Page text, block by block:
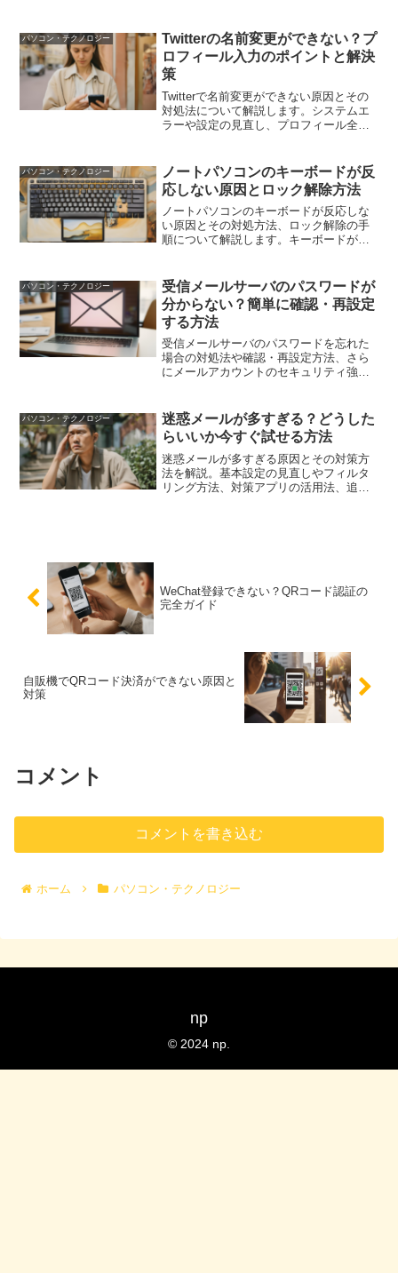
試して快適な通話環境を取り戻しましょ
う。
パソコン・テクノロジー
Twitterの名前変更ができない？プ
ロフィール入力のポイントと解決
策
Twitterで名前変更ができない原因とその
対処法について解説します。システムエ
ラーや設定の見直し、プロフィール全体
パソコン・テクノロジー
ノートパソコンのキーボードが反
応しない原因とロック解除方法
ノートパソコンのキーボードが反応しな
い原因とその対処方法、ロック解除の手
順について解説します。キーボードが反
の問題の対策、具体的な対処方法、予防
策とメンテナンス方法を紹介します。
パソコン・テクノロジー
受信メールサーバのパスワードが
分からない？簡単に確認・再設定
する方法
受信メールサーバのパスワードを忘れた
場合の対処法や確認・再設定方法、さら
にメールアカウントのセキュリティ強化
テップのガイドです。
パソコン・テクノロジー
迷惑メールが多すぎる？どうした
らいいか今すぐ試せる方法
迷惑メールが多すぎる原因とその対策方
法を解説。基本設定の見直しやフィルタ
リング方法、対策アプリの活用法、追加
WeChat登録できない？QRコード認証の
完全ガイド
自販機でQRコード決済ができない原因と
対策
コメント
コメントを書き込む
ホーム パソコン・テクノロジー
np
© 2024 np.